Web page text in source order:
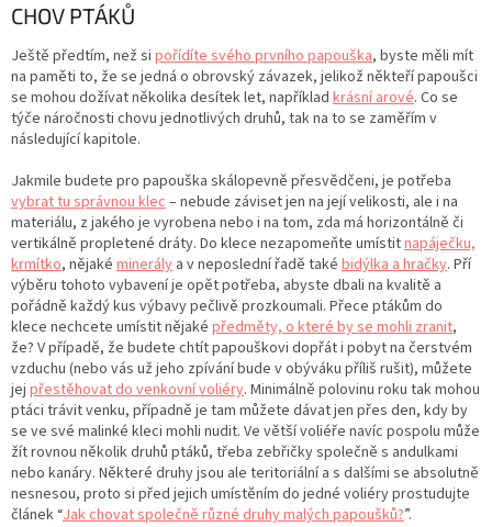
CHOV PTÁKŮ
Ještě předtím, než si pořídíte svého prvního papouška, byste měli mít
na paměti to, že se jedná o obrovský závazek, jelikož někteří papoušci
se mohou dožívat několika desítek let, například krásní arové. Co se
týče náročnosti chovu jednotlivých druhů, tak na to se zaměřím v
následující kapitole.
Jakmile budete pro papouška skálopevně přesvědčeni, je potřeba
vybrat tu správnou klec – nebude záviset jen na její velikosti, ale i na
materiálu, z jakého je vyrobena nebo i na tom, zda má horizontálně či
vertikálně propletené dráty. Do klece nezapomeňte umístitnapáječku,
krmítko, nějaké minerály a v neposlední řadě také bidýlka a hračky. Pří
výběru tohoto vybavení je opět potřeba, abyste dbali na kvalitě a
pořádně každý kus výbavy pečlivě prozkoumali. Přece ptákům do
klece nechcete umístit nějaké předměty, o které by se mohli zranit,
že? V případě, že budete chtít papouškovi dopřát i pobyt na čerstvém
vzduchu (nebo vás už jeho zpívání bude v obýváku příliš rušit), můžete
jej přestěhovat do venkovní voliéry. Minimálně polovinu roku tak mohou
ptáci trávit venku, případně je tam můžete dávat jen přes den, kdy by
se ve své malinké kleci mohli nudit. Ve větší voliéře navíc pospolu může
žít rovnou několik druhů ptáků, třeba zebřičky společně s andulkami
nebo kanáry. Některé druhy jsou ale teritoriální a s dalšími se absolutně
nesnesou, proto si před jejich umístěním do jedné voliéry prostudujte
článek “Jak chovat společně různé druhy malých papoušků?”.